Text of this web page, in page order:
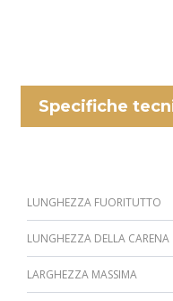
Specifiche
LUNGHEZZA FUORITUTTO
LUNGHEZZA DELLA CARENA
LARGHEZZA MASSIMA